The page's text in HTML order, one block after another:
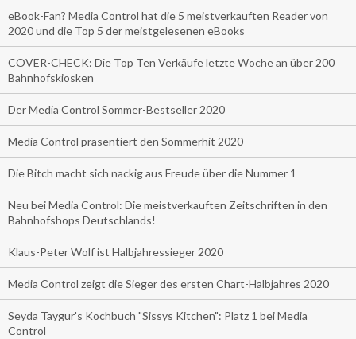
eBook-Fan? Media Control hat die 5 meistverkauften Reader von
2020 und die Top 5 der meistgelesenen eBooks
COVER-CHECK: Die Top Ten Verkäufe letzte Woche an über 200
Bahnhofskiosken
Der Media Control Sommer-Bestseller 2020
Media Control präsentiert den Sommerhit 2020
Die Bitch macht sich nackig aus Freude über die Nummer 1
Neu bei Media Control: Die meistverkauften Zeitschriften in den
Bahnhofshops Deutschlands!
Klaus-Peter Wolf ist Halbjahressieger 2020
Media Control zeigt die Sieger des ersten Chart-Halbjahres 2020
Seyda Taygur's Kochbuch "Sissys Kitchen": Platz 1 bei Media
Control